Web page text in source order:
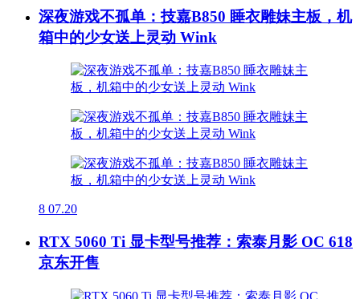
深夜游戏不孤单：技嘉B850 睡衣雕妹主板，机
箱中的少女送上灵动 Wink
8 07.20
RTX 5060 Ti 显卡型号推荐：索泰月影 OC 618
京东开售